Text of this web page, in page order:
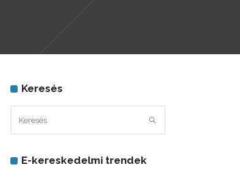
Keresés
E-kereskedelmi trendek